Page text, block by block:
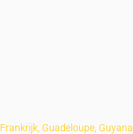
Frankrijk, Guadeloupe, Guyana,